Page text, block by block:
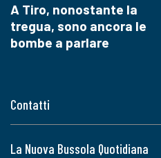
Contatti
La Nuova Bussola Quotidiana
A Tiro, nonostante la
tregua, sono ancora le
bombe a parlare